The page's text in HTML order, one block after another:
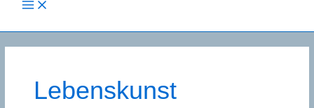
Lebenskunst